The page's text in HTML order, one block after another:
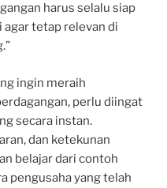
harus selalu siap
tetap relevan di
ingin meraih
perlu diingat
secara instan.
dan ketekunan
belajar dari contoh
pengusaha yang telah